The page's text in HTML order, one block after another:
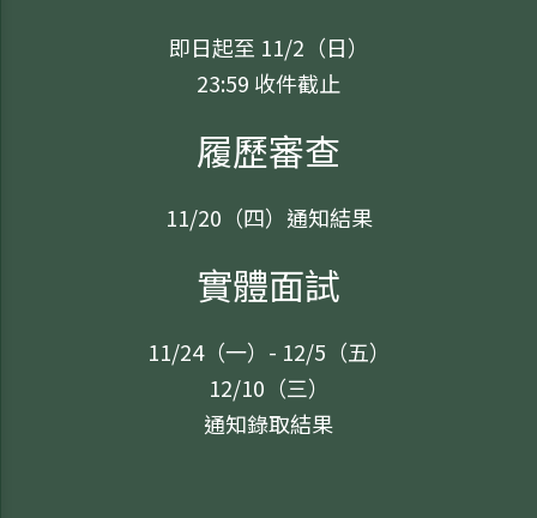
即日起至 11/2（日）
23:59 收件截止
履歷審查
11/20（四）通知結果
實體面試
11/24（一）- 12/5（五）
12/10（三）
通知錄取結果